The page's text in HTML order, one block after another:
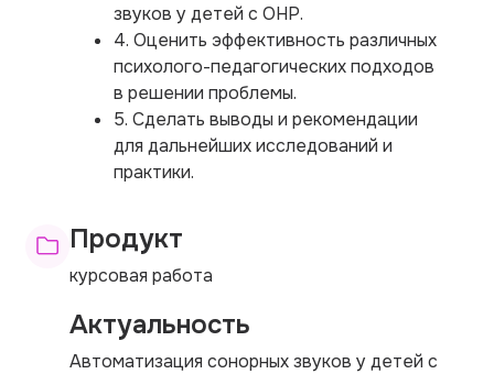
звуков у детей с ОНР.
4. Оценить эффективность различных
психолого-педагогических подходов
в решении проблемы.
5. Сделать выводы и рекомендации
для дальнейших исследований и
практики.
Продукт
курсовая работа
Актуальность
Автоматизация сонорных звуков у детей с